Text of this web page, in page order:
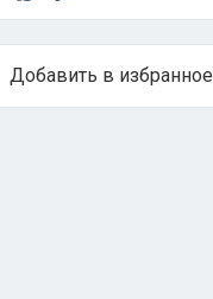
Добавить в избранное
Тема в избранном